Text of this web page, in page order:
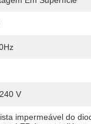
V
impermeável do